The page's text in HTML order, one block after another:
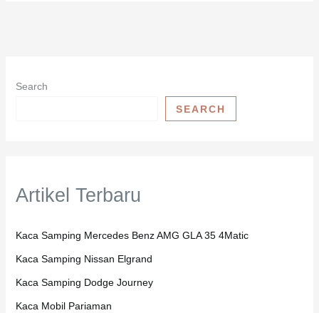
Search
SEARCH
Artikel Terbaru
Kaca Samping Mercedes Benz AMG GLA 35 4Matic
Kaca Samping Nissan Elgrand
Kaca Samping Dodge Journey
Kaca Mobil Pariaman